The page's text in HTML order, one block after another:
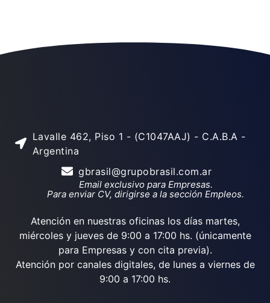
Lavalle 462, Piso 1 - (C1047AAJ) - C.A.B.A -
Argentina
gbrasil@grupobrasil.com.ar
Email exclusivo para Empresas.
Para enviar CV, dirigirse a la sección Empleos.
Atención en nuestras oficinas los días martes,
miércoles y jueves de 9:00 a 17:00 hs. (únicamente
para Empresas y con cita previa).
Atención por canales digitales, de lunes a viernes de
9:00 a 17:00 hs.